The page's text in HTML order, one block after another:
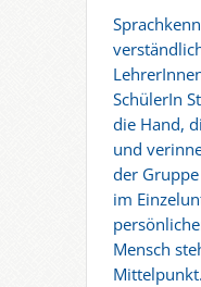
SchülerIn
die Hand,
und
der
im
Mensch
Mittelpunkt.